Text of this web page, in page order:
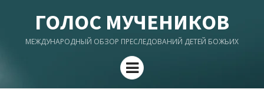
ГОЛОС МУЧЕНИКОВ
МЕЖДУНАРОДНЫЙ ОБЗОР ПРЕСЛЕДОВАНИЙ ДЕТЕЙ БОЖЬИХ
Menu